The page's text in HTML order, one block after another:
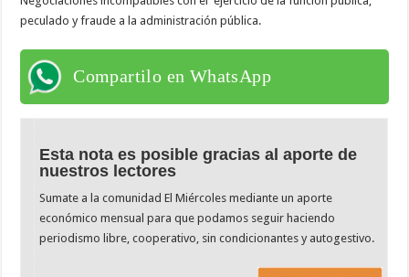
peculado y fraude a la administración pública.
Compartilo en WhatsApp
Esta nota es posible gracias al aporte de
nuestros lectores
Sumate a la comunidad El Miércoles mediante un aporte
económico mensual para que podamos seguir haciendo
periodismo libre, cooperativo, sin condicionantes y autogestivo.